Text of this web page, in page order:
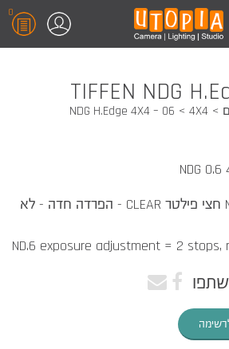
0
TIFFEN NDG
4X4
NDG H.Edge 4X4 – 06
חצי פילטר ND06 חצי פילטר CLEAR - הפרדה חדה - לא
ND.6 exposure adjustment = 2 stops,
שתפו